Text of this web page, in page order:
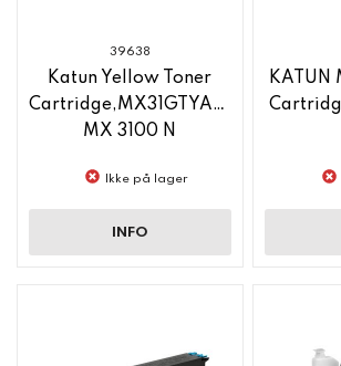
39638
Katun Yellow Toner
Cartridge,MX31GTYA,Sharp
MX 3100 N
Ikke på lager
INFO
KATUN